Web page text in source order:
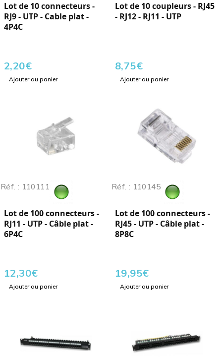
Lot de 10 connecteurs -
RJ9 - UTP - Cable plat -
4P4C
2,20€
Ajouter au panier
Lot de 10 coupleurs - RJ45
- RJ12 - RJ11 - UTP
8,75€
Ajouter au panier
Réf. : 110111
Lot de 100 connecteurs -
RJ11 - UTP - Câble plat -
6P4C
12,30€
Ajouter au panier
Réf. : 110145
Lot de 100 connecteurs -
RJ45 - UTP - Câble plat -
8P8C
19,95€
Ajouter au panier